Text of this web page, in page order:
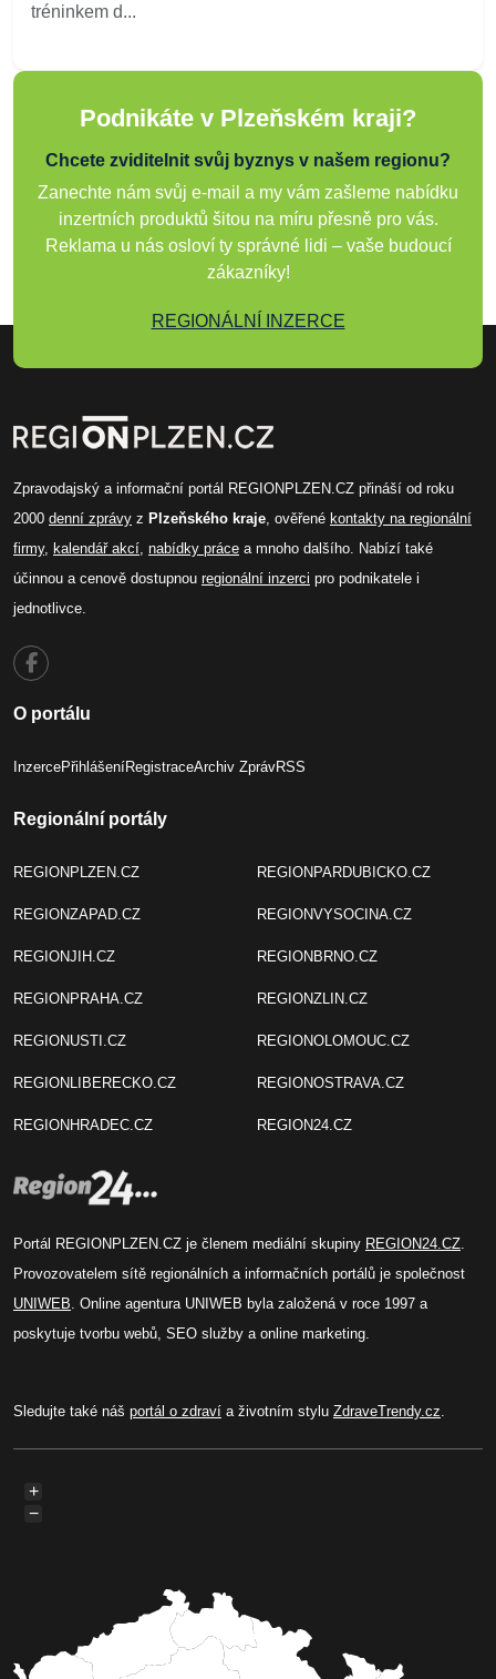
tréninkem d...
Podnikáte v Plzeňském kraji?
Chcete zviditelnit svůj byznys v našem regionu?
Zanechte nám svůj e-mail a my vám zašleme nabídku
inzertních produktů šitou na míru přesně pro vás.
Reklama u nás osloví ty správné lidi – vaše budoucí
zákazníky!
REGIONÁLNÍ INZERCE
Zpravodajský a informační portál REGIONPLZEN.CZ přináší od roku
2000 denní zprávy z Plzeňského kraje , ověřené kontakty na regionální
firmy, kalendář akcí nabídky práce a mnoho dalšího. Nabízí také
účinnou a cenově dostupnou regionální inzerci pro podnikatele i
jednotlivce.
O portálu
InzercePřihlášeníRegistraceArchiv ZprávRSS
Regionální portály
REGIONPLZEN.CZ
REGIONZAPAD.CZ
REGIONJIH.CZ
REGIONPRAHA.CZ
REGIONUSTI.CZ
REGIONLIBERECKO.CZ
REGIONHRADEC.CZ
REGIONPARDUBICKO.CZ
REGIONVYSOCINA.CZ
REGIONBRNO.CZ
REGIONZLIN.CZ
REGIONOLOMOUC.CZ
REGIONOSTRAVA.CZ
REGION24.CZ
Portál REGIONPLZEN.CZ je členem mediální skupiny REGION24.CZ
Provozovatelem sítě regionálních a informačních portálů je společnost
UNIWEB . Online agentura UNIWEB byla založená v roce 1997 a
poskytuje tvorbu webů, SEO služby a online marketing.
Sledujte také náš portál o zdraví a životním stylu ZdraveTrendy.cz
+
−